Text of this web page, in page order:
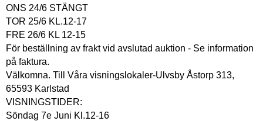
ONS 24/6 STÄNGT
TOR 25/6 KL.12-17
FRE 26/6 KL 12-15
För beställning av frakt vid avslutad auktion - Se information
på faktura.
Välkomna. Till Våra visningslokaler-Ulvsby Åstorp 313,
65593 Karlstad
VISNINGSTIDER:
Söndag 7e Juni Kl.12-16